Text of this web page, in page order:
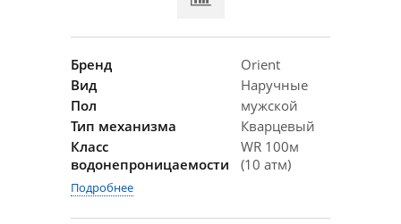
Бренд
Orient
Вид
Наручные
Пол
мужской
Тип механизма
Кварцевый
Класс
водонепроницаемости
WR 100м
(10 атм)
Подробнее